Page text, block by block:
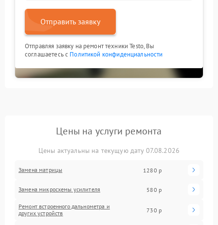
Отправить заявку
Отправляя заявку на ремонт техники Testo, Вы
соглашаетесь с Политикой конфиденциальности
Цены на услуги ремонта
Цены актуальны на текущую дату 07.08.2026
Замена матрицы 1280 р
Замена микросхемы усилителя 580 р
Ремонт встроенного дальнометра и
других устройств
730 р